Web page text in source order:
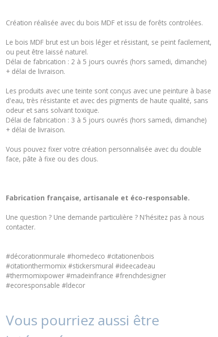
Création réalisée avec du bois MDF et issu de forêts controlées.
Le bois MDF brut est un bois léger et résistant, se peint facilement,
ou peut être laissé naturel.
Délai de fabrication : 2 à 5 jours ouvrés (hors samedi, dimanche)
+ délai de livraison.
Les produits avec une teinte sont conçus avec une peinture à base
d'eau, très résistante et avec des pigments de haute qualité, sans
odeur et sans solvant toxique.
Délai de fabrication : 3 à 5 jours ouvrés (hors samedi, dimanche)
+ délai de livraison.
Vous pouvez fixer votre création personnalisée avec du double
face, pâte à fixe ou des clous.
Fabrication française, artisanale et éco-responsable.
Une question ? Une demande particulière ? N'hésitez pas à nous
contacter.
#décorationmurale #homedeco #citationenbois
#citationthermomix #stickersmural #ideecadeau
#thermomixpower #madeinfrance #frenchdesigner
#ecoresponsable #ldecor
Vous pourriez aussi être